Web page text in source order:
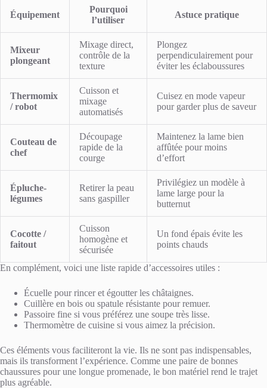
Équipement
Pourquoi
l’utiliser
Astuce pratique
Mixeur
plongeant
Mixage direct,
contrôle de la
texture
Plongez
perpendiculairement pour
éviter les éclaboussures
Thermomix
/ robot
Cuisson et
mixage
automatisés
Cuisez en mode vapeur
pour garder plus de saveur
Couteau de
chef
Découpage
rapide de la
courge
Maintenez la lame bien
affûtée pour moins
d’effort
Épluche-
légumes
Retirer la peau
sans gaspiller
Privilégiez un modèle à
lame large pour la
butternut
Cocotte /
faitout
Cuisson
homogène et
sécurisée
Un fond épais évite les
points chauds
En complément, voici une liste rapide d’accessoires utiles :
Écuelle pour rincer et égoutter les châtaignes.
Cuillère en bois ou spatule résistante pour remuer.
Passoire fine si vous préférez une soupe très lisse.
Thermomètre de cuisine si vous aimez la précision.
Ces éléments vous faciliteront la vie. Ils ne sont pas indispensables,
mais ils transforment l’expérience. Comme une paire de bonnes
chaussures pour une longue promenade, le bon matériel rend le trajet
plus agréable.